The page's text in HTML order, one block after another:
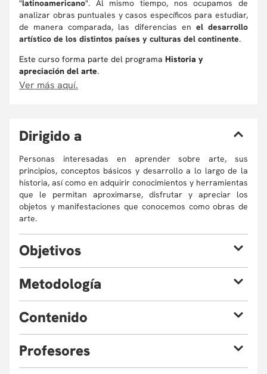
"latinoamericano". Al mismo tiempo, nos ocupamos de
analizar obras puntuales y casos específicos para estudiar,
de manera comparada, las diferencias en el desarrollo
artístico de los distintos países y culturas del continente.
Este curso forma parte del programa Historia y
apreciación del arte.
Ver más aquí.
Dirigido a
Personas interesadas en aprender sobre arte, sus
principios, conceptos básicos y desarrollo a lo largo de la
historia, así como en adquirir conocimientos y herramientas
que le permitan aproximarse, disfrutar y apreciar los
objetos y manifestaciones que conocemos como obras de
arte.
Objetivos
Descubrir los grandes temas y preguntas del arte en
migración y el contexto geográfico, social y político.
contexto histórico, cultural y social.
Adquirir herramientas teóricas y metodológicas para
Metodología
de planta del Departamento de Historia del arte de la
darán charlas magistrales sobre la temática de la sesión y
en donde habrá espacios para el debate y la discusión.
Contenido
Arte latinoamericano o arte en Latinoamérica.
Profesores